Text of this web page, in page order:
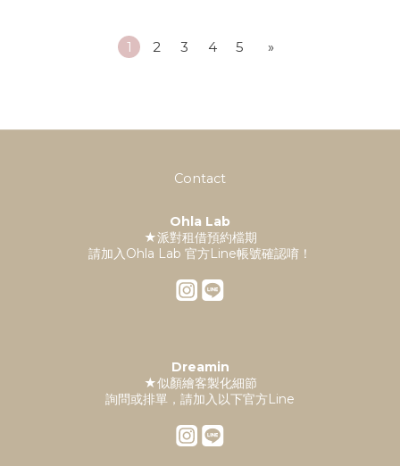
1 2 3 4 5 »
Contact
Ohla Lab
★派對租借預約檔期
請加入Ohla Lab 官方Line帳號確認唷！
Dreamin
★似顏繪客製化細節
詢問或排單，請加入以下官方Line